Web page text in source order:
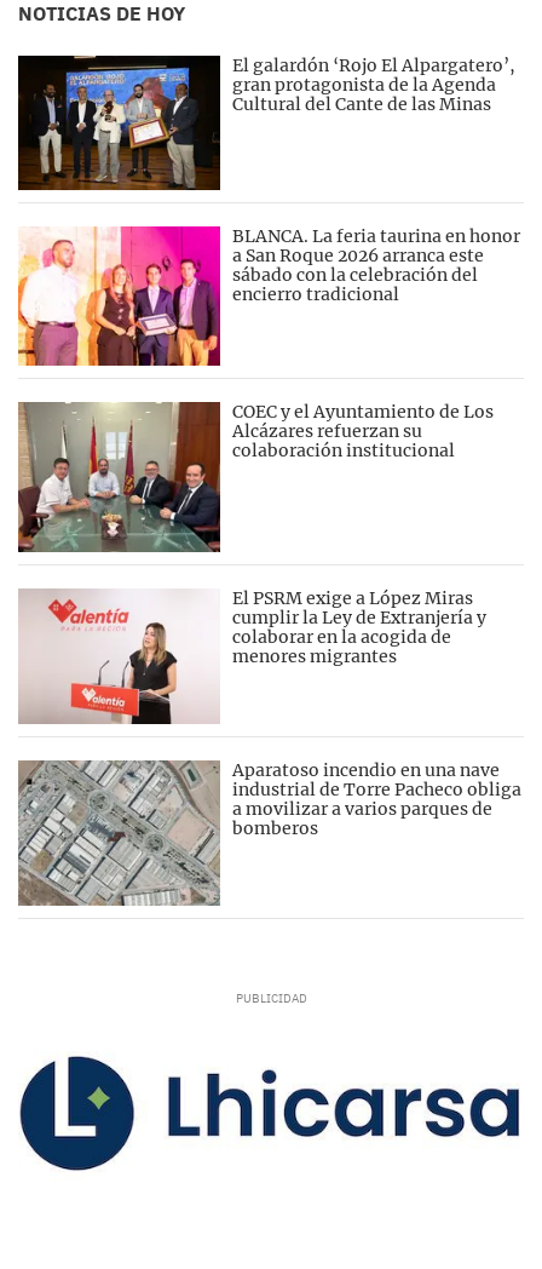
NOTICIAS DE HOY
El galardón ‘Rojo El Alpargatero’,
gran protagonista de la Agenda
Cultural del Cante de las Minas
BLANCA. La feria taurina en honor
a San Roque 2026 arranca este
sábado con la celebración del
encierro tradicional
COEC y el Ayuntamiento de Los
Alcázares refuerzan su
colaboración institucional
El PSRM exige a López Miras
cumplir la Ley de Extranjería y
colaborar en la acogida de
menores migrantes
Aparatoso incendio en una nave
industrial de Torre Pacheco obliga
a movilizar a varios parques de
bomberos